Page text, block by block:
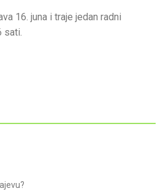
16. juna i traje jedan radni
sati.